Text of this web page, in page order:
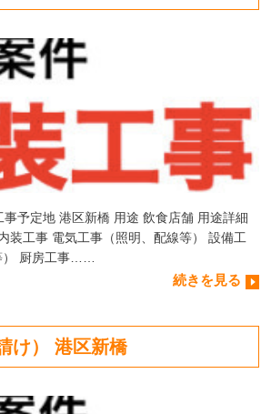
予定地 港区新橋 用途 飲食店舗 用途詳細
装工事 電気工事（照明、配線等） 設備工
） 厨房工事……
続きを見る
け） 港区新橋